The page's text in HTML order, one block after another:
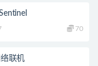
70
联机